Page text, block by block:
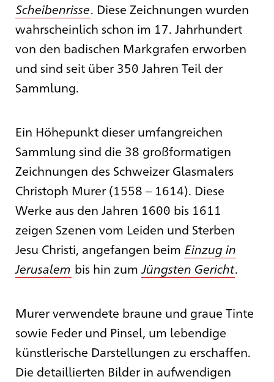
Scheibenrisse. Diese Zeichnungen wurden
wahrscheinlich schon im 17. Jahrhundert
von den badischen Markgrafen erworben
und sind seit über 350 Jahren Teil der
Sammlung.
Ein Höhepunkt dieser umfangreichen
Sammlung sind die 38 großformatigen
Zeichnungen des Schweizer Glasmalers
Christoph Murer (1558 – 1614). Diese
Werke aus den Jahren 1600 bis 1611
zeigen Szenen vom Leiden und Sterben
Jesu Christi, angefangen beim Einzug in
Jerusalem bis hin zum Jüngsten Gericht.
Murer verwendete braune und graue Tinte
sowie Feder und Pinsel, um lebendige
künstlerische Darstellungen zu erschaffen.
Die detaillierten Bilder in aufwendigen